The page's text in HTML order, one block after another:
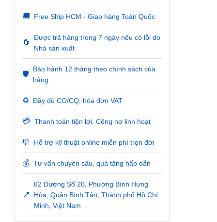
🚚 Free Ship HCM - Giao hàng Toàn Quốc
🔄
Được trả hàng trong 7 ngày nếu có lỗi do
Nhà sản xuất
🛡️
Bảo hành 12 tháng theo chính sách của
hàng .
♻️ Đầy đủ CO/CQ, hóa đơn VAT
💳 Thanh toán tiện lợi. Công nợ linh hoạt
💬 Hỗ trợ kỹ thuật online miễn phí trọn đời
💰 Tư vấn chuyên sâu, quà tặng hấp dẫn
📍
62 Đường Số 20, Phường Bình Hưng
Hòa, Quận Bình Tân, Thành phố Hồ Chí
Minh, Việt Nam